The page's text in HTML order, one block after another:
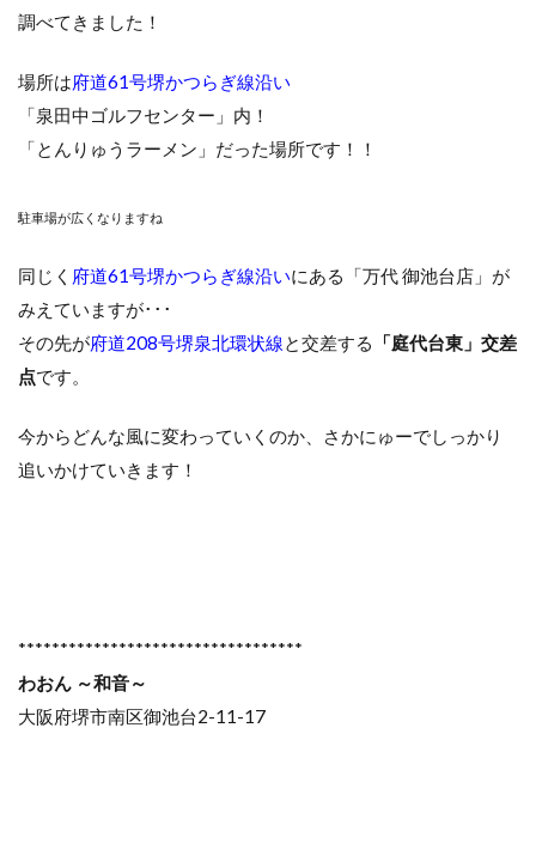
調べてきました！
場所は府道61号堺かつらぎ線沿い
「泉田中ゴルフセンター」内！
「とんりゅうラーメン」だった場所です！！
駐車場が広くなりますね
同じく 府道61号堺かつらぎ線沿いにある「万代 御池台店」が
みえていますが･･･
その先が府道208号堺泉北環状線 と交差する
「庭代台東」交差
点です。
今からどんな風に変わっていくのか、さかにゅーでしっかり
追いかけていきます！
**********************************
わおん ～和音～
大阪府堺市南区御池台2-11-17